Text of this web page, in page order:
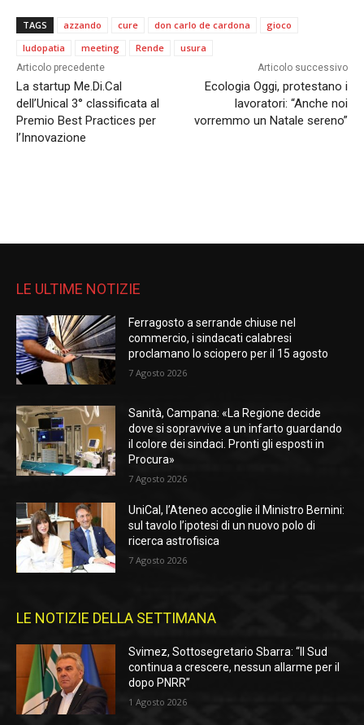
TAGS azzando cure don carlo de cardona
gioco
ludopatia
meeting Rende usura
Articolo precedente
La startup Me.Di.Cal
dell’Unical 3° classificata al
Premio Best Practices per
l’Innovazione
Articolo successivo
Ecologia Oggi, protestano i
lavoratori: “Anche noi
vorremmo un Natale sereno”
LE ULTIME NOTIZIE
Ferragosto a serrande chiuse nel
commercio, i sindacati calabresi
proclamano lo sciopero per il 15 agosto
7 Agosto 2026
Sanità, Campana: «La Regione decide
dove si sopravvive a un infarto guardando
il colore dei sindaci. Pronti gli esposti in
Procura»
7 Agosto 2026
UniCal, l’Ateneo accoglie il Ministro Bernini:
sul tavolo l’ipotesi di un nuovo polo di
ricerca astrofisica
7 Agosto 2026
LE NOTIZIE DELLA SETTIMANA
Svimez, Sottosegretario Sbarra: “Il Sud
continua a crescere, nessun allarme per il
dopo PNRR”
1 Agosto 2026